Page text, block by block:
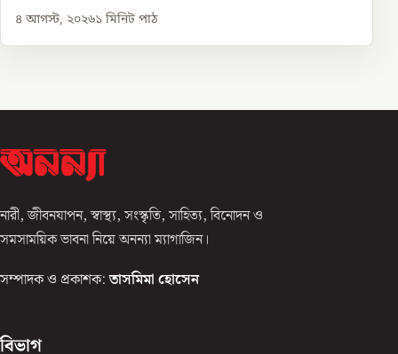
৪ আগস্ট, ২০২৬১ মিনিট পাঠ
নারী, জীবনযাপন, স্বাস্থ্য, সংস্কৃতি, সাহিত্য, বিনোদন ও
সমসাময়িক ভাবনা নিয়ে অনন্যা ম্যাগাজিন।
সম্পাদক ও প্রকাশক: তাসমিমা হোসেন
বিভাগ